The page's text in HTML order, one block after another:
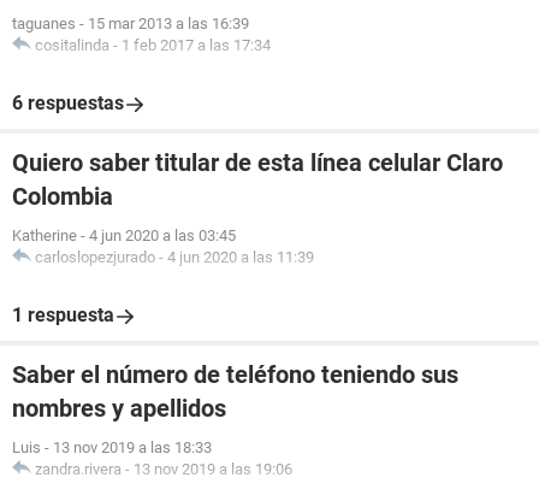
taguanes - 15 mar 2013 a las 16:39
cositalinda - 1 feb 2017 a las 17:34
6 respuestas
Quiero saber titular de esta línea celular Claro
Colombia
Katherine - 4 jun 2020 a las 03:45
carloslopezjurado - 4 jun 2020 a las 11:39
1 respuesta
Saber el número de teléfono teniendo sus
nombres y apellidos
Luis - 13 nov 2019 a las 18:33
zandra.rivera - 13 nov 2019 a las 19:06